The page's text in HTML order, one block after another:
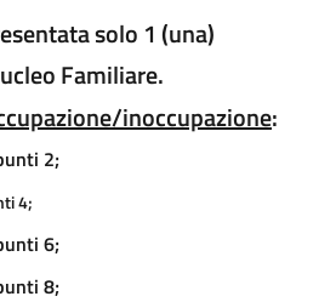
solo 1 (una)
Familiare.
inoccupazione:
2;
4;
6;
8;